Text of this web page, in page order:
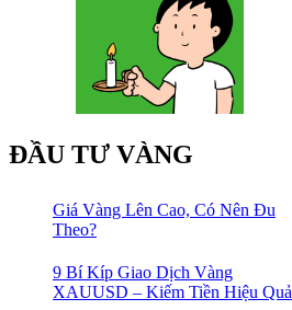
ĐẦU TƯ VÀNG
Giá Vàng Lên Cao, Có Nên Đu
Theo?
9 Bí Kíp Giao Dịch Vàng
XAUUSD – Kiếm Tiền Hiệu Quả